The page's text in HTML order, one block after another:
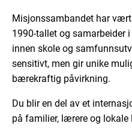
Misjonssambandet har
1990-tallet og samarbeider
innen skole og
sensitivt, men gir unike
bærekraftig påvirkning.
Du blir en del av et
på familier, lærere og lokale